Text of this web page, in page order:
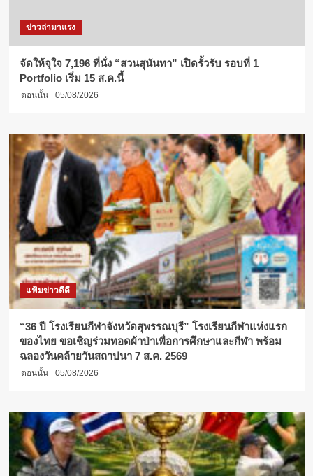
ข่าวล่ามาแรง
จัดให้จุใจ 7,196 ที่นั่ง “สวนสุนันทา” เปิดรั้วรับ รอบที่ 1
Portfolio เริ่ม 15 ส.ค.นี้
ตอนนั้น 05/08/2026
แฟ้มข่าวดีดี
“36 ปี โรงเรียนกีฬาจังหวัดสุพรรณบุรี” โรงเรียนกีฬาแห่งแรก
ของไทย ขอเชิญร่วมทอดผ้าป่าเพื่อการศึกษาและกีฬา พร้อม
ฉลองวันคล้ายวันสถาปนา 7 ส.ค. 2569
ตอนนั้น 05/08/2026